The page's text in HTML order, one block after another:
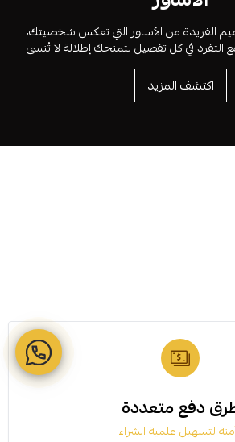
الفريدة من الأساور التي تعكس شخصيتك،
التفرد في كل تفصيل لتمنحك إطلالة لا تُنسى
اكتشف المزيد
دفع متعددة
لتسهيل علمية الشراء